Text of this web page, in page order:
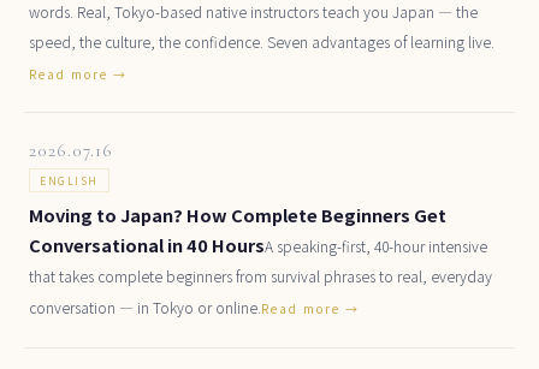
words. Real, Tokyo-based native instructors teach you Japan — the
speed, the culture, the confidence. Seven advantages of learning live.
Read more →
2026.07.16
ENGLISH
Moving to Japan? How Complete Beginners Get
Conversational in 40 HoursA speaking-first, 40-hour intensive
that takes complete beginners from survival phrases to real, everyday
conversation — in Tokyo or online. Read more →